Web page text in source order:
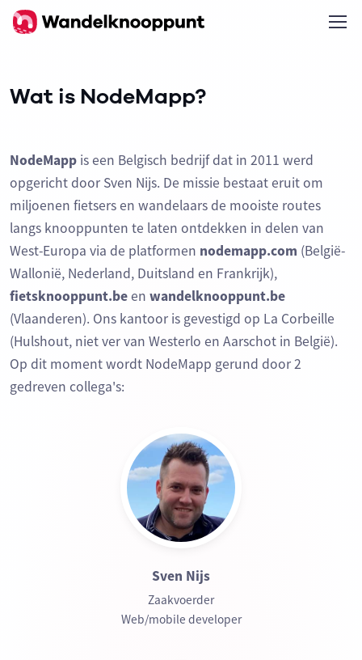
Wat is NodeMapp?
NodeMapp is een Belgisch bedrijf dat in 2011 werd
opgericht door Sven Nijs. De missie bestaat eruit om
miljoenen fietsers en wandelaars de mooiste routes
langs knooppunten te laten ontdekken in delen van
West-Europa via de platformen nodemapp.com (België-
Wallonië, Nederland, Duitsland en Frankrijk),
fietsknooppunt.been wandelknooppunt.be
(Vlaanderen). Ons kantoor is gevestigd op La Corbeille
(Hulshout, niet ver van Westerlo en Aarschot in België).
Op dit moment wordt NodeMapp gerund door 2
gedreven collega's:
Sven Nijs
Zaakvoerder
Web/mobile developer